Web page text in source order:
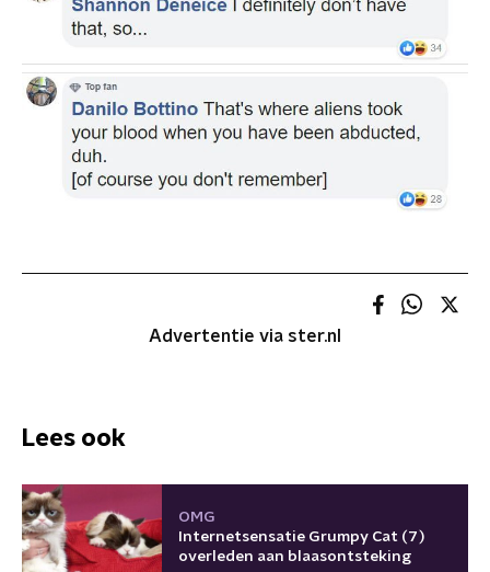
Advertentie via ster.nl
Lees ook
OMG
Internetsensatie Grumpy Cat (7)
overleden aan blaasontsteking